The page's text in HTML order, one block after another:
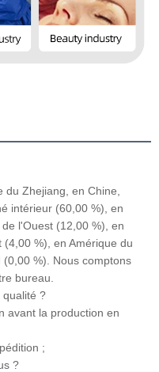
Zhejiang, en Chine,
intérieur (60,00 %), en
l'Ouest (12,00 %), en
%), en Amérique du
%). Nous comptons
bureau.
qualité ?
avant la production en
;
?